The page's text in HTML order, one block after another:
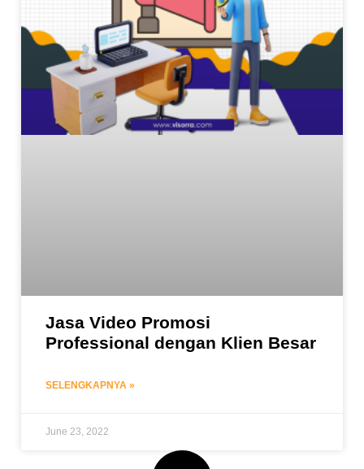
Jasa Video Promosi
Professional dengan Klien Besar
SELENGKAPNYA »
June 23, 2022